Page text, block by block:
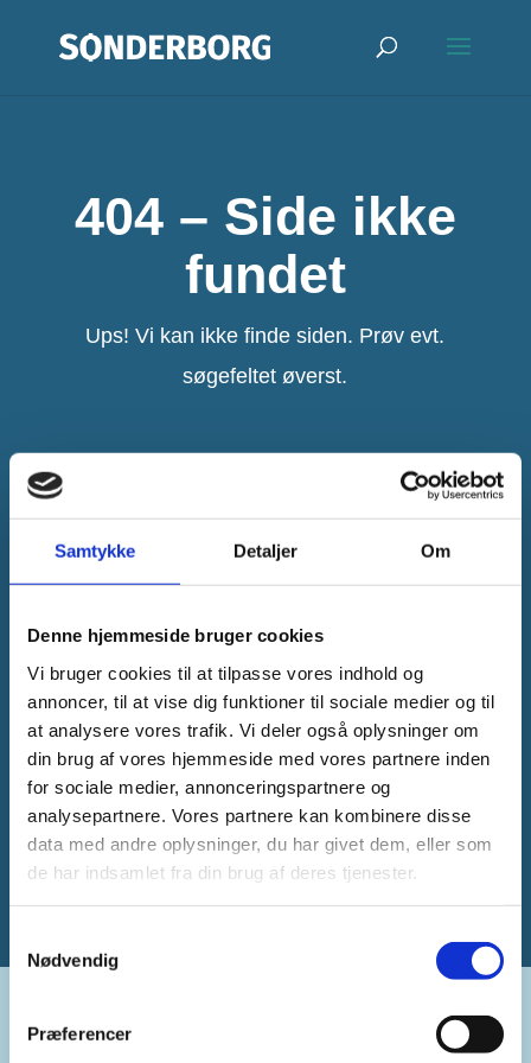
Samtykke Detaljer Om
Denne hjemmeside bruger cookies
Vi bruger cookies til at tilpasse vores indhold og
annoncer, til at vise dig funktioner til sociale medier og til
at analysere vores trafik. Vi deler også oplysninger om
din brug af vores hjemmeside med vores partnere inden
for sociale medier, annonceringspartnere og
analysepartnere. Vores partnere kan kombinere disse
data med andre oplysninger, du har givet dem, eller som
de har indsamlet fra din brug af deres tjenester.
Nødvendig
Præferencer
404 – Side ikke
fundet
Ups! Vi kan ikke finde siden. Prøv evt.
søgefeltet øverst.